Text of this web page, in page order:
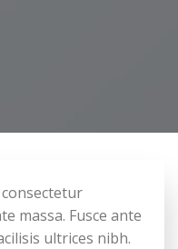
massa. Fusce ante
ultrices nibh.